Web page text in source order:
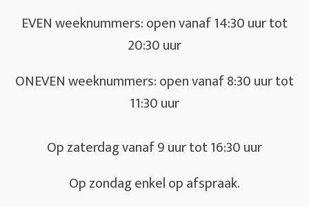
EVEN weeknummers: open vanaf 14:30 uur tot
20:30 uur
ONEVEN weeknummers: open vanaf 8:30 uur tot
11:30 uur
Op zaterdag vanaf 9 uur tot 16:30 uur
Op zondag enkel op afspraak.